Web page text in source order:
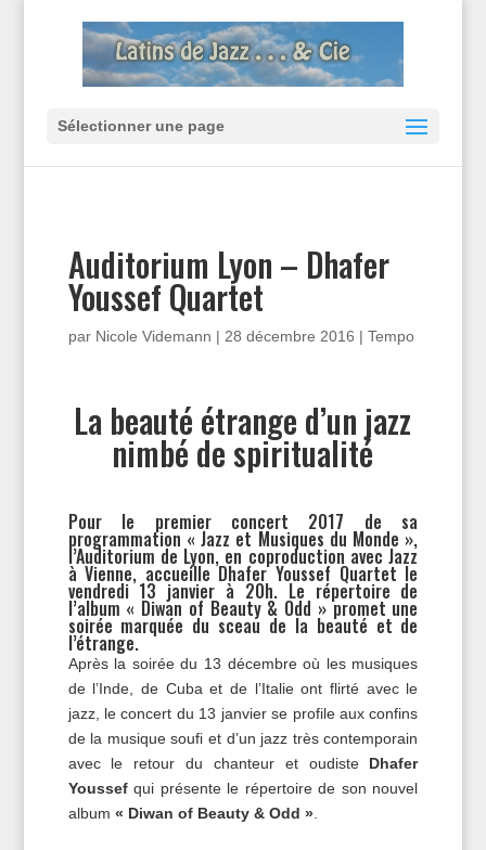
Sélectionner une page
Auditorium Lyon – Dhafer
Youssef Quartet
par Nicole Videmann | 28 décembre 2016 | Tempo
La beauté étrange d’un jazz
nimbé de spiritualité
Pour le premier concert 2017 de sa
programmation « Jazz et Musiques du Monde »,
l’Auditorium de Lyon, en coproduction avec Jazz
à Vienne, accueille Dhafer Youssef Quartet le
vendredi 13 janvier à 20h. Le répertoire de
l’album « Diwan of Beauty & Odd » promet une
soirée marquée du sceau de la beauté et de
l’étrange.
Après la soirée du 13 décembre où les musiques
de l’Inde, de Cuba et de l’Italie ont flirté avec le
jazz, le concert du 13 janvier se profile aux confins
de la musique soufi et d’un jazz très contemporain
avec le retour du chanteur et oudiste Dhafer
Youssefqui présente le répertoire de son nouvel
album « Diwan of Beauty & Odd ».